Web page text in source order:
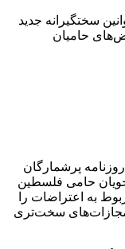
سختگیرانه جدید
حامیان
پرشمارگان
حامی فلسطین
به اعتراضات را
مجازات‌های سخت‌تری